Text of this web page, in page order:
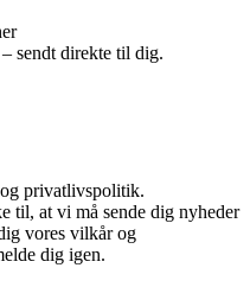
sendt direkte til dig.
privatlivspolitik.
til, at vi må sende dig nyheder
vores vilkår og
dig igen.